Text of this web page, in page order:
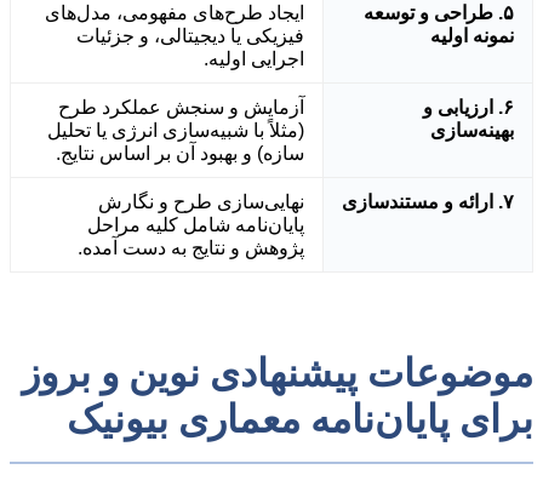
۵. طراحی و توسعه
نمونه اولیه
ایجاد طرح‌های مفهومی، مدل‌های
فیزیکی یا دیجیتالی، و جزئیات
اجرایی اولیه.
۶. ارزیابی و
بهینه‌سازی
آزمایش و سنجش عملکرد طرح
(مثلاً با شبیه‌سازی انرژی یا تحلیل
سازه) و بهبود آن بر اساس نتایج.
۷. ارائه و مستندسازی
نهایی‌سازی طرح و نگارش
پایان‌نامه شامل کلیه مراحل
پژوهش و نتایج به دست آمده.
موضوعات پیشنهادی نوین و بروز
برای پایان‌نامه معماری بیونیک